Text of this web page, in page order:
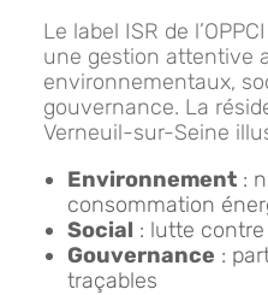
Le label ISR de
une gestion attentive
environnementaux,
gouvernance. La
Verneuil-sur-Seine
Environnement :
consommation
Social : lutte contre
Gouvernance :
traçables